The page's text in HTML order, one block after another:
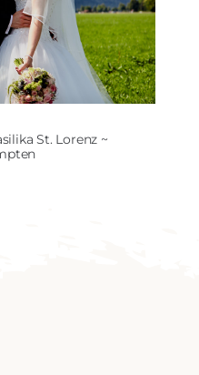
St. Lorenz ~